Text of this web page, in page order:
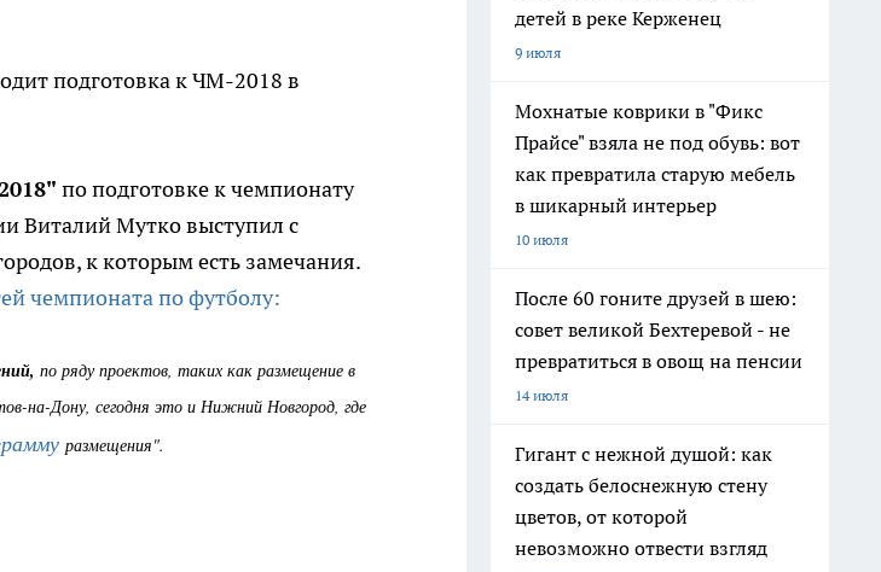
подготовка к ЧМ-2018 в
по подготовке к чемпионату
Виталий Мутко выступил с
к которым есть замечания.
чемпионата по футболу:
по ряду проектов, таких как размещение в
на-Дону, сегодня это и Нижний Новгород, где
размещения".
детей в реке Керженец
9 июля
Мохнатые коврики в "Фикс
Прайсе" взяла не под обувь: вот
как превратила старую мебель
в шикарный интерьер
10 июля
После 60 гоните друзей в шею:
совет великой Бехтеревой - не
превратиться в овощ на пенсии
14 июля
Гигант с нежной душой: как
создать белоснежную стену
цветов, от которой
невозможно отвести взгляд